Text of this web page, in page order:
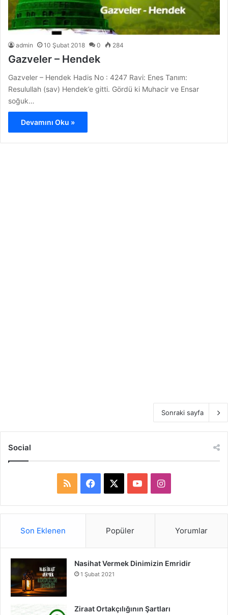
admin 10 Şubat 2018 0 284
Gazveler – Hendek
Gazveler – Hendek Hadis No : 4247 Ravi: Enes Tanım:
Resulullah (sav) Hendek’e gitti. Gördü ki Muhacir ve Ensar
soğuk…
Devamını Oku »
Sonraki sayfa
Social
S
a
b
o
o
u
e
I
n
a
r
Son Eklenen Popüler Yorumlar
Nasihat Vermek Dinimizin Emridir
1 Şubat 2021
Ziraat Ortakçılığının Şartları